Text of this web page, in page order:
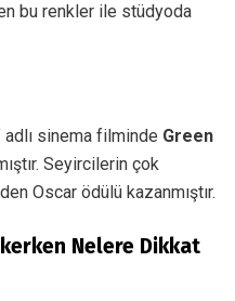
bu renkler ile stüdyoda
adlı sinema filminde Green
Seyircilerin çok
Oscar ödülü kazanmıştır.
Nelere Dikkat